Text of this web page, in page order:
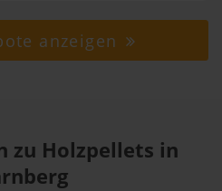
anzeigen
zu Holzpellets in